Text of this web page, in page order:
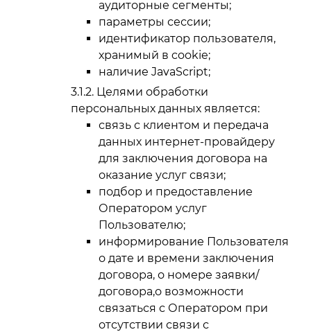
аудиторные сегменты;
параметры сессии;
идентификатор пользователя,
хранимый в cookie;
наличие JavaScript;
Целями обработки
персональных данных является:
связь с клиентом и передача
данных интернет-провайдеру
для заключения договора на
оказание услуг связи;
подбор и предоставление
Оператором услуг
Пользователю;
информирование Пользователя
о дате и времени заключения
договора, о номере заявки/
договора,о возможности
связаться с Оператором при
отсутствии связи с